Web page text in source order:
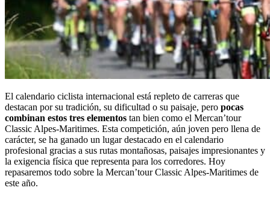
El calendario ciclista internacional está repleto de carreras que
destacan por su tradición, su dificultad o su paisaje, pero pocas
combinan estos tres elementos tan bien como el Mercan’tour
Classic Alpes-Maritimes. Esta competición, aún joven pero llena de
carácter, se ha ganado un lugar destacado en el calendario
profesional gracias a sus rutas montañosas, paisajes impresionantes y
la exigencia física que representa para los corredores. Hoy
repasaremos todo sobre la Mercan’tour Classic Alpes-Maritimes de
este año.